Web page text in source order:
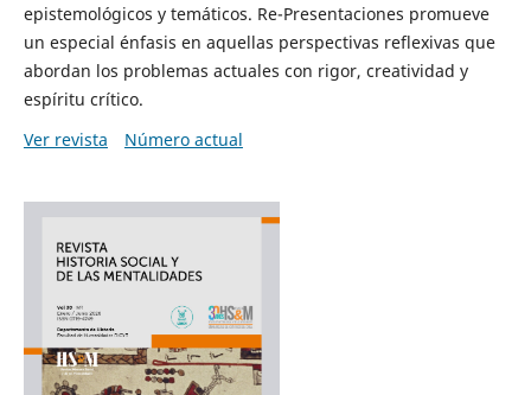
epistemológicos y temáticos. Re-Presentaciones promueve
un especial énfasis en aquellas perspectivas reflexivas que
abordan los problemas actuales con rigor, creatividad y
espíritu crítico.
Ver revista
Número actual